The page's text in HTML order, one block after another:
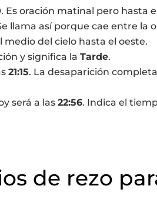
. Es oración matinal pero hasta
llama así porque cae entre la
medio del cielo hasta el oeste.
y significa laTarde.
21:15. La desaparición
será a las22:56. Indica el
de rezo